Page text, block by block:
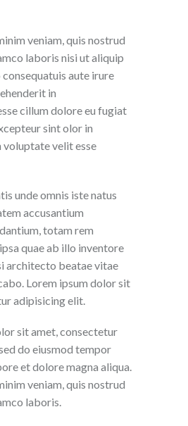
veniam, quis nostrud
laboris nisi ut aliquip
aute irure
in
cillum dolore eu fugiat
sint olor in
velit esse
unde omnis iste natus
accusantium
totam rem
quae ab illo inventore
architecto beatae vitae
Lorem ipsum dolor sit
adipisicing elit.
sit amet, consectetur
do eiusmod tempor
et dolore magna aliqua.
veniam, quis nostrud
laboris.